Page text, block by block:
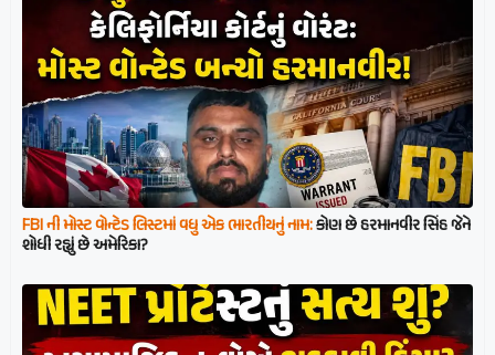
FBI ની મોસ્ટ વોન્ટેડ લિસ્ટમાં વધુ એક ભારતીયનું નામ:કોણ છે હરમાનવીર સિંહ જેને
શોધી રહ્યું છે અમેરિકા?